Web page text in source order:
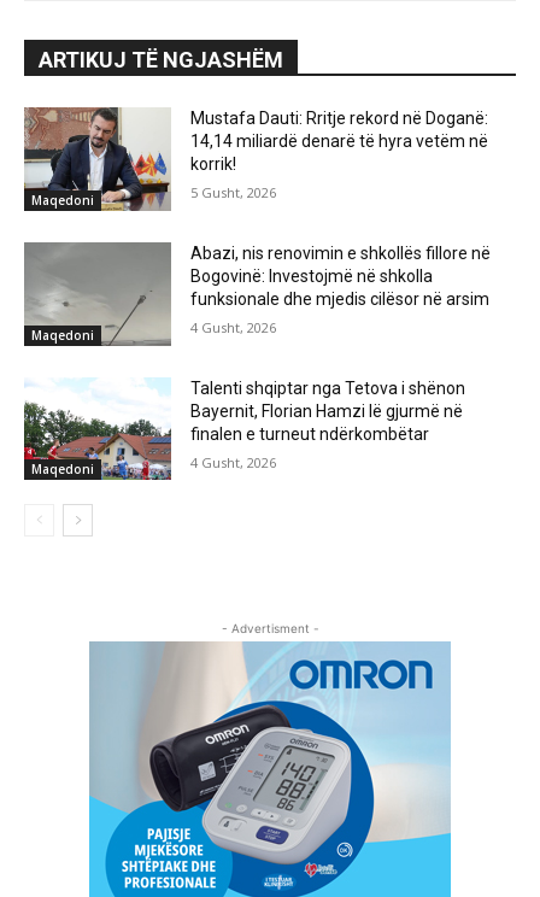
ARTIKUJ TË NGJASHËM
Maqedoni
Mustafa Dauti: Rritje rekord në Doganë:
14,14 miliardë denarë të hyra vetëm në
korrik!
5 Gusht, 2026
Maqedoni
Abazi, nis renovimin e shkollës fillore në
Bogovinë: Investojmë në shkolla
funksionale dhe mjedis cilësor në arsim
4 Gusht, 2026
Maqedoni
Talenti shqiptar nga Tetova i shënon
Bayernit, Florian Hamzi lë gjurmë në
finalen e turneut ndërkombëtar
4 Gusht, 2026
- Advertisment -